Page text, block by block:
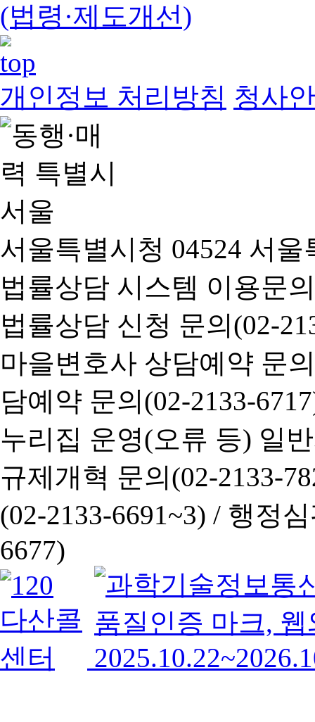
(법령·제도개선)
개인정보 처리방침 청사
서울특별시청 04524 서
법률상담 시스템 이용문
법률상담 신청 문의(02-
마을변호사 상담예약 문
담예약 문의(02-2133-
누리집 운영(오류 등) 일
규제개혁 문의(02-2133-
(02-2133-6691~3) / 행정심
6677)